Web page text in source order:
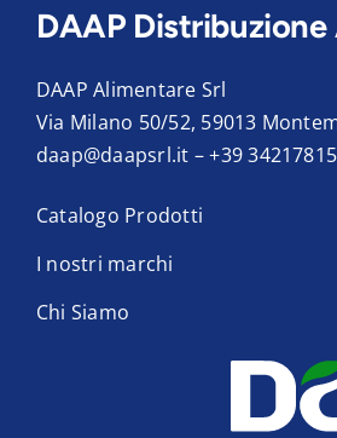
DAAP
DAAP Alimentare Srl
Via Milano 50/52, 59013
daap@daapsrl.it –+39
Catalogo Prodotti
I nostri marchi
Chi Siamo